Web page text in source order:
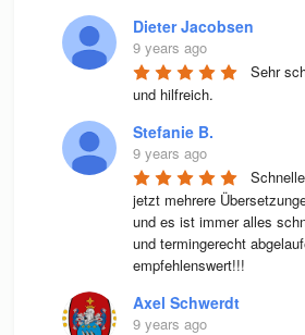
Dieter Jacobsen
9 years ago
Sehr
und hilfreich.
Stefanie B.
9 years ago
jetzt mehrere
und es ist immer alles
und termingerecht
empfehlenswert!!!
Axel Schwerdt
9 years ago